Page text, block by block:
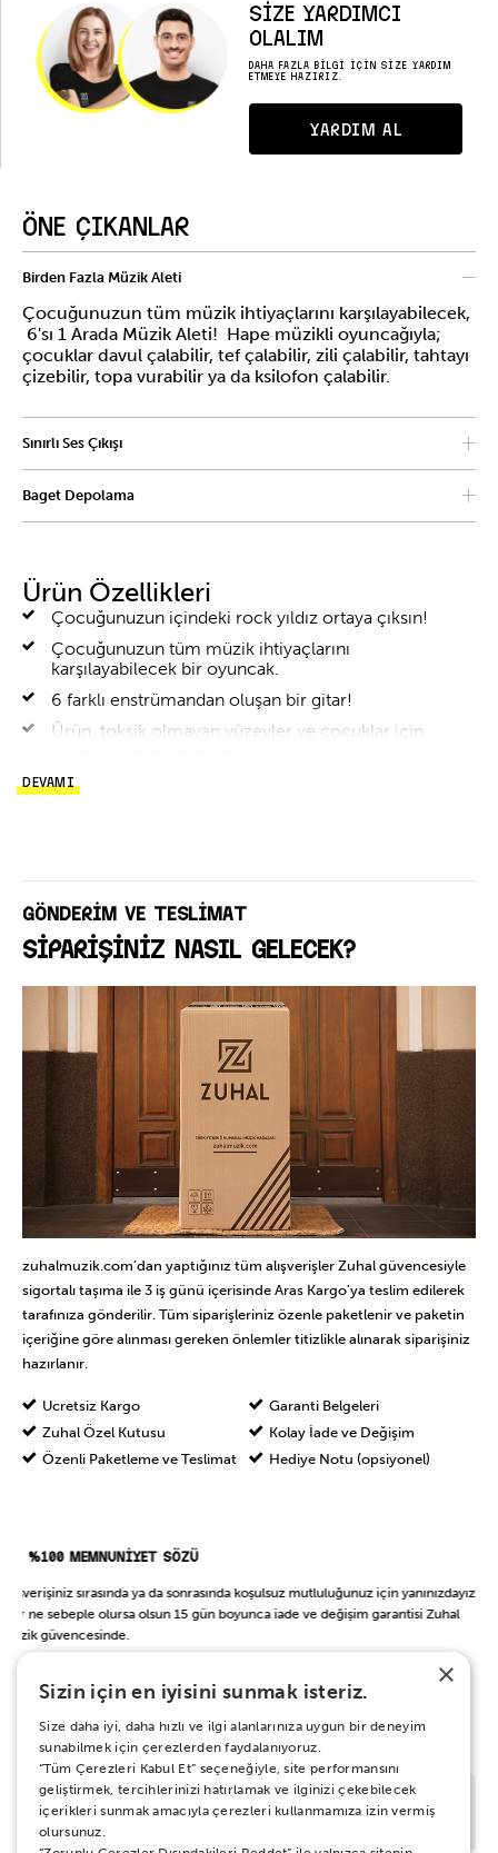
SİZE YARDIMCI
OLALIM
DAHA FAZLA BİLGİ İÇİN SİZE YARDIM
ETMEYE HAZIRIZ.
YARDIM AL
ÖNE ÇIKANLAR
Birden Fazla Müzik Aleti
Çocuğunuzun tüm müzik ihtiyaçlarını karşılayabilecek,
6'sı 1 Arada Müzik Aleti! Hape müzikli oyuncağıyla;
çocuklar davul çalabilir, tef çalabilir, zili çalabilir, tahtayı
çizebilir, topa vurabilir ya da ksilofon çalabilir.
Sınırlı Ses Çıkışı
korumak için tasarlanmıştır. Ses çıkışını kısıtlamak için
tasarlanmış orta seviye ses düzeyi, hassas genç kulaklar
Baget Depolama
kaybolmasını önler.
Ürün Özellikleri
Çocuğunuzun içindeki rock yıldız ortaya çıksın!
Çocuğunuzun tüm müzik ihtiyaçlarını
karşılayabilecek bir oyuncak.
6 farklı enstrümandan oluşan bir gitar!
Ürün, toksik olmayan yüzeyler ve çocuklar için
Uluslararası güvenlik ve kalite standartlarına uygun,
DEVAMI
GÖNDERİM VE TESLİMAT
SİPARİŞİNİZ NASIL GELECEK?
zuhalmuzik.com’dan yaptığınız tüm alışverişler Zuhal güvencesiyle
sigortalı taşıma ile 3 iş günü içerisinde Aras Kargo'ya teslim edilerek
tarafınıza gönderilir. Tüm siparişleriniz özenle paketlenir ve paketin
içeriğine göre alınması gereken önlemler titizlikle alınarak siparişiniz
hazırlanır.
Ücretsiz Kargo
Zuhal Özel Kutusu
Özenli Paketleme ve Teslimat
Garanti Belgeleri
Kolay İade ve Değişim
Hediye Notu (opsiyonel)
%100 MEMNUNİYET SÖZÜ
Alışverişiniz sırasında ya da sonrasında koşulsuz mutluluğunuz için yanınızdayız.
Her ne sebeple olursa olsun 15 gün boyunca iade ve değişim garantisi Zuhal
Müzik güvencesinde.
BAŞKA BİR ŞEY Mİ ARIYORSUN?
×
Sizin için en iyisini sunmak isteriz.
Size daha iyi, daha hızlı ve ilgi alanlarınıza uygun bir deneyim
sunabilmek için çerezlerden faydalanıyoruz.
“Tüm Çerezleri Kabul Et” seçeneğiyle, site performansını
geliştirmek, tercihlerinizi hatırlamak ve ilginizi çekebilecek
içerikleri sunmak amacıyla çerezleri kullanmamıza izin vermiş
olursunuz.